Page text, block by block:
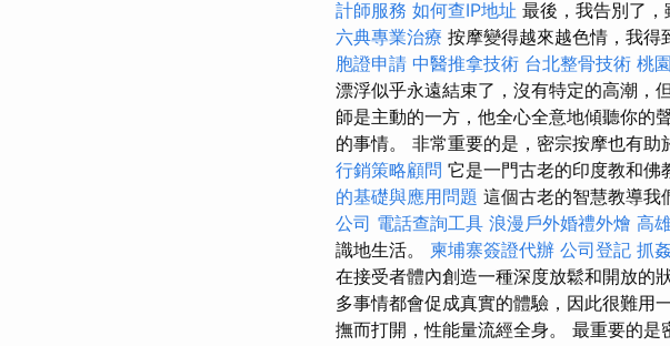
計師服務 如何查IP地址 最後，我告別了，
六典專業治療 按摩變得越來越色情，我得
胞證申請 中醫推拿技術 台北整骨技術 桃
漂浮似乎永遠結束了，沒有特定的高潮，
師是主動的一方，他全心全意地傾聽你的
的事情。 非常重要的是，密宗按摩也有
行銷策略顧問 它是一門古老的印度教和佛
的基礎與應用問題 這個古老的智慧教導我
公司 電話查詢工具 浪漫戶外婚禮外燴 高
識地生活。 柬埔寨簽證代辦 公司登記 抓
在接受者體內創造一種深度放鬆和開放的
多事情都會促成真實的體驗，因此很難用
撫而打開，性能量流經全身。 最重要的